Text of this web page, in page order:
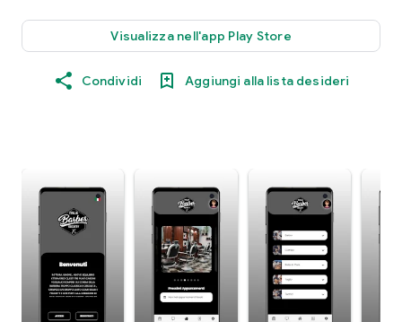
Visualizza nell'app Play Store
Condividi Aggiungi alla lista desideri